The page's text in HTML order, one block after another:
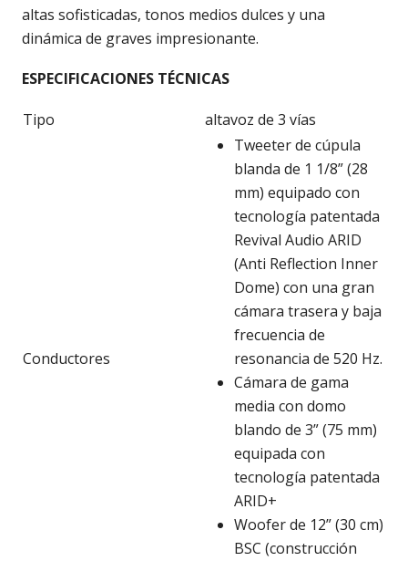
altas sofisticadas, tonos medios dulces y una
dinámica de graves impresionante.
ESPECIFICACIONES TÉCNICAS
Tipo altavoz de 3 vías
Conductores
Tweeter de cúpula
blanda de 1 1/8” (28
mm) equipado con
tecnología patentada
Revival Audio ARID
(Anti Reflection Inner
Dome) con una gran
cámara trasera y baja
frecuencia de
resonancia de 520 Hz.
Cámara de gama
media con domo
blando de 3” (75 mm)
equipada con
tecnología patentada
ARID+
Woofer de 12” (30 cm)
BSC (construcción